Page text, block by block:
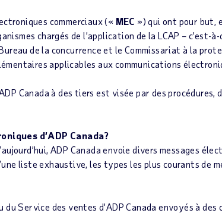
commerciaux (« MEC ») qui ont pour but,
chargés de l’application de la LCAP – c’est-
de la concurrence et le Commissariat à la
applicables aux communications
Canada à des tiers est visée par des procédures,
d’ADP Canada?
ADP Canada envoie divers messages
liste exhaustive, les types les plus courants de
du Service des ventes d’ADP Canada envoyés à